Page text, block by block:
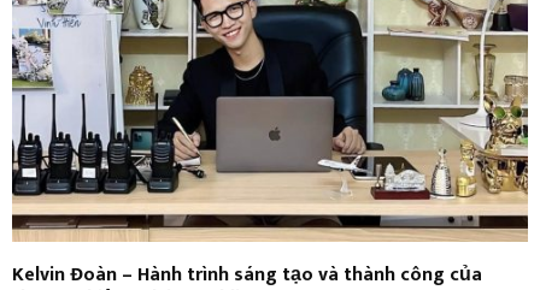
Kelvin Đoàn – Hành trình sáng tạo và thành công của